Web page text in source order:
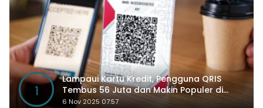
1
Lampaui Kartu Kredit, Pengguna QRIS
Tembus 56 Juta dan Makin Populer di
Kancah Global
6 Nov 2025 07:57